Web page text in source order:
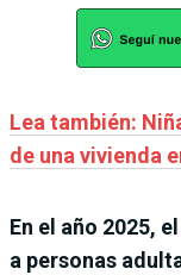
Lea también:
de una vivienda
En el año 2025,
a personas